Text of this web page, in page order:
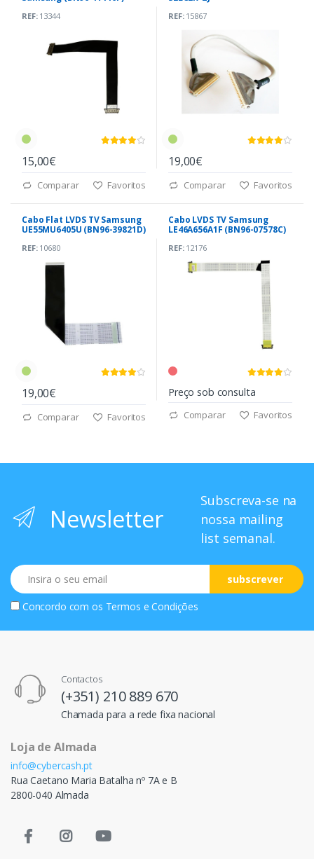
REF:13344
15,00€
Comparar Favoritos
REF:15867
19,00€
Comparar Favoritos
Cabo Flat LVDS TV Samsung
UE55MU6405U (BN96-39821D)
REF:10680
19,00€
Comparar Favoritos
Cabo LVDS TV Samsung
LE46A656A1F (BN96-07578C)
REF:12176
Preço sob consulta
Comparar Favoritos
Newsletter
Subscreva-se na
nossa mailing
list semanal.
Email
subscrever
Concordo com os Termos e Condições
Contactos
(+351) 210 889 670
Chamada para a rede fixa nacional
Loja de Almada
info@cybercash.pt
Rua Caetano Maria Batalha nº 7A e B
2800-040 Almada